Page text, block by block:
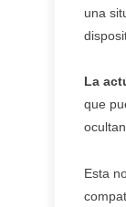
una
La
que
Esta